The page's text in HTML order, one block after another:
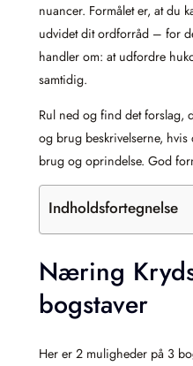
nuancer. Formålet er, at du
udvidet dit ordforråd – for
handler om: at udfordre
samtidig.
Rul ned og find det forslag,
og brug beskrivelserne,
brug og oprindelse. God
Indholdsfortegnelse
Næring
bogstaver
Her er 2 muligheder på 3